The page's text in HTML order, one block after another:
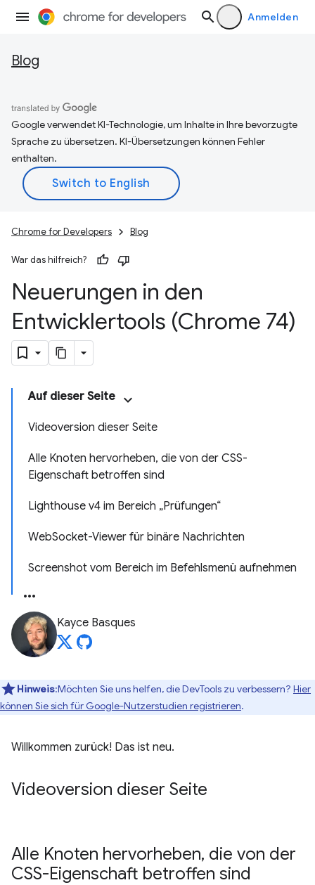
Anmelden
Blog
Google verwendet KI-Technologie, um Inhalte in Ihre bevorzugte
Sprache zu übersetzen. KI-Übersetzungen können Fehler
enthalten.
Chrome for Developers Blog
War das hilfreich?
Neuerungen in den
Entwicklertools (Chrome 74)
Auf dieser Seite
Videoversion dieser Seite
Alle Knoten hervorheben, die von der CSS-
Eigenschaft betroffen sind
Lighthouse v4 im Bereich „Prüfungen“
WebSocket-Viewer für binäre Nachrichten
Screenshot vom Bereich im Befehlsmenü aufnehmen
Kayce Basques
Hinweis:Möchten Sie uns helfen, die DevTools zu verbessern? Hier
können Sie sich für Google-Nutzerstudien registrieren.
Willkommen zurück! Das ist neu.
Videoversion dieser Seite
Alle Knoten hervorheben, die von der
CSS-Eigenschaft betroffen sind